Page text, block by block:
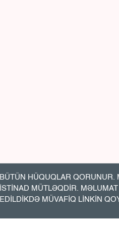
BÜTÜN HÜQUQLAR
İSTİNAD MÜTLƏQDİR.
EDİLDİKDƏ MÜVAFİQ LİNKİN